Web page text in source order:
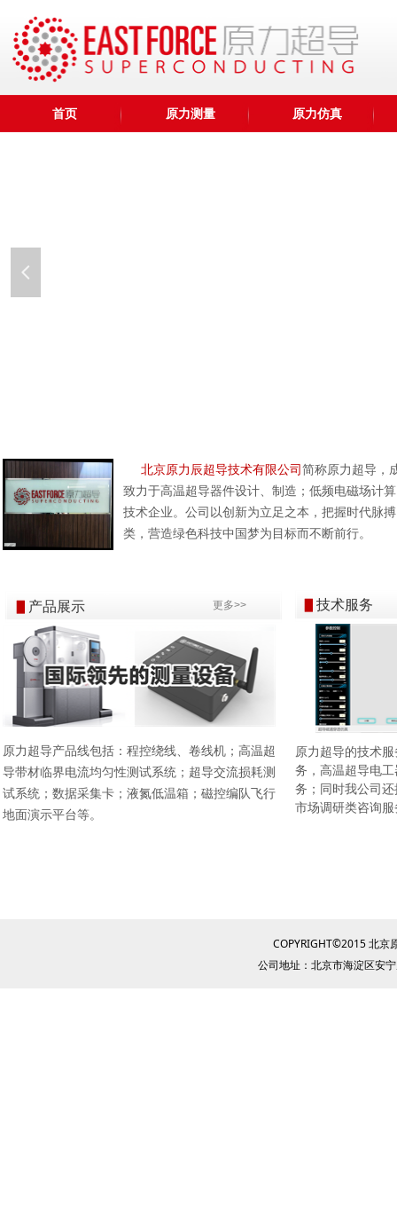
首页 原力测量 原力仿真
北京原力辰超导技术有限公司简称原力超导，
致力于高温超导器件设计、制造；低频电磁场计
技术企业。公司以创新为立足之本，把握时代脉
类，营造绿色科技中国梦为目标而不断前行。
原力超导产品线包括：程控绕线、卷线机；高温超
导带材临界电流均匀性测试系统；超导交流损耗测
试系统；数据采集卡；液氮低温箱；磁控编队飞行
地面演示平台等。
原力超导的技术
务，高温超导电
务；同时我公司
市场调研类咨询
更多>>
▋ 产品展示 ▋技术服务
넳
公司地址：北京市海淀区安
COPYRIGHT©2015 北京